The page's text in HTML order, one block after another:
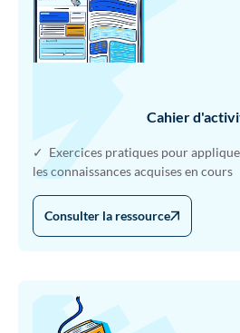
Cahier
✓ Exercices pratiques pour
les connaissances acquises en cours
Consulter la ressource